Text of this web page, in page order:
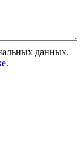
данных.
.